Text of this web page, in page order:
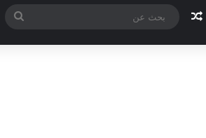
فيسبوكمقال عشوائي